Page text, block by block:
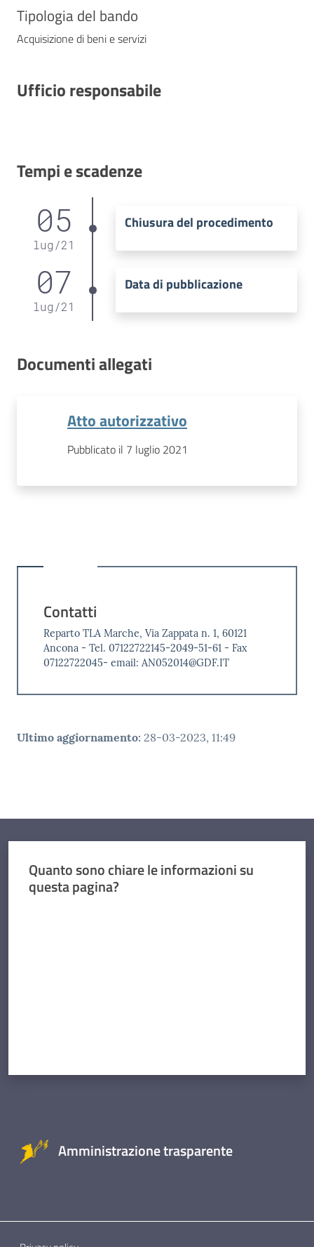
Tipologia del bando
Acquisizione di beni e servizi
Ufficio responsabile
Tempi e scadenze
05
lug /21
Chiusura del procedimento
07
lug /21
Data di pubblicazione
Documenti allegati
Atto autorizzativo
Pubblicato il 7 luglio 2021
Contatti
Reparto TLA Marche, Via Zappata n. 1, 60121
Ancona - Tel. 07122722145-2049-51-61 - Fax
07122722045- email: AN052014@GDF.IT
Ultimo aggiornamento: 28-03-2023, 11:49
Quanto sono chiare le informazioni su
questa pagina?
Amministrazione trasparente